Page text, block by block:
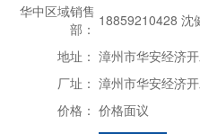
华中区域销售
部： 18859210428 沈
地址： 漳州市华安经济
厂址： 漳州市华安经济
价格： 价格面议